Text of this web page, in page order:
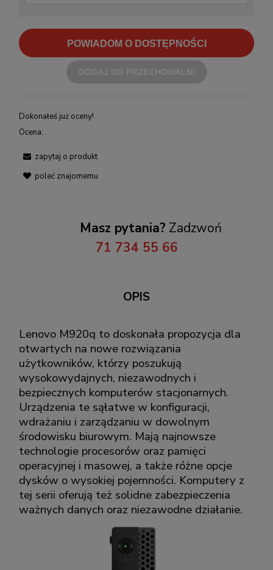
POWIADOM O DOSTĘPNOŚCI
Dokonałeś już oceny!
Ocena:
zapytaj o produkt
poleć znajomemu
Masz pytania? Zadzwoń
71 734 55 66
OPIS
Lenovo M920q to doskonała propozycja dla
otwartych na nowe rozwiązania
użytkowników, którzy poszukują
wysokowydajnych, niezawodnych i
bezpiecznych komputerów stacjonarnych.
Urządzenia te sąłatwe w konfiguracji,
wdrażaniu i zarządzaniu w dowolnym
środowisku biurowym. Mają najnowsze
technologie procesorów oraz pamięci
operacyjnej i masowej, a także różne opcje
dysków o wysokiej pojemności. Komputery z
tej serii oferują też solidne zabezpieczenia
ważnych danych oraz niezawodne działanie.